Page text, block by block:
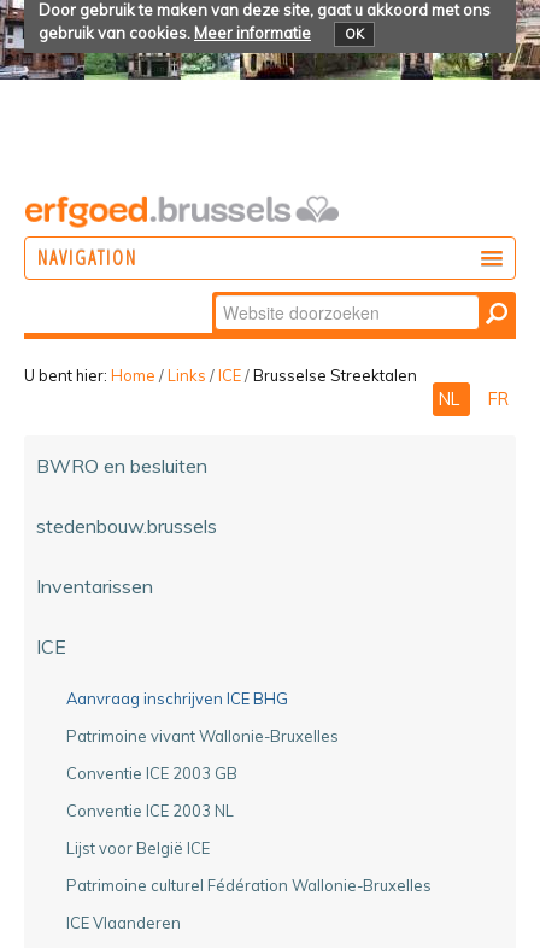
Door gebruik te maken van deze site, gaat u akkoord met ons
gebruik van cookies. Meer informatie OK
NAVIGATION
Zoek
Geavanceerd
zoeken...
U bent hier: Home /Links /ICE/Brusselse Streektalen
NL FR
BWRO en besluiten
stedenbouw.brussels
Inventarissen
ICE
Aanvraag inschrijven ICE BHG
Patrimoine vivant Wallonie-Bruxelles
Conventie ICE 2003 GB
Conventie ICE 2003 NL
Lijst voor België ICE
Patrimoine culturel Fédération Wallonie-Bruxelles
ICE Vlaanderen